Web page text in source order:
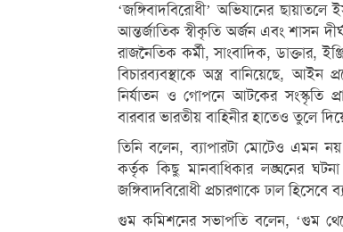
‘জঙ্গিবাদবিরোধী’ অভিযানের
আন্তর্জাতিক স্বীকৃতি অর্জন এবং শাসন
রাজনৈতিক কর্মী, সাংবাদিক, ডাক্তার,
বিচারব্যবস্থাকে অস্ত্র বানিয়েছে, আইন
নির্যাতন ও গোপনে আটকের সংস্কৃতি
বারবার ভারতীয় বাহিনীর হাতেও তুলে
তিনি বলেন, ব্যাপারটা মোটেও এমন
কর্তৃক কিছু মানবাধিকার লঙ্ঘনের
জঙ্গিবাদবিরোধী প্রচারণাকে ঢাল হিসেবে
গুম কমিশনের সভাপতি বলেন, ‘গুম